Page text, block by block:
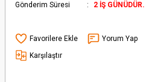
Gönderim Süresi
2 İŞ GÜNÜDÜR.
Yorum Yap
Karşılaştır